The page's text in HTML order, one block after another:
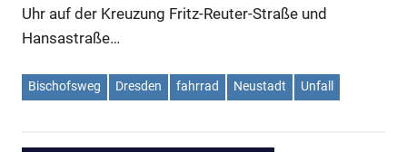
Uhr auf der Kreuzung Fritz-Reuter-Straße und
Hansastraße…
Bischofsweg Dresden fahrrad Neustadt Unfall